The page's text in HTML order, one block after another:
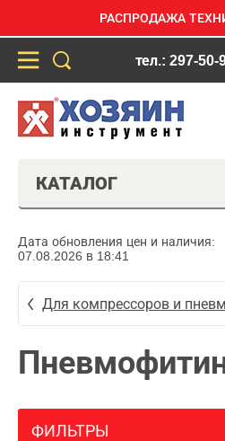
РАСПРОДАЖА
тел.: 297-50-
КАТАЛОГ
Дата обновления цен и наличия:
07.08.2026 в 18:41
Для компрессоров и
ФИЛЬТРЫ